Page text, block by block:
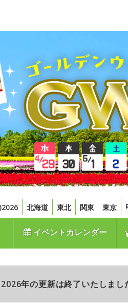
北海道 東北 関東 東京
イベントカレンダー
2026年の更新は終了いたしまし